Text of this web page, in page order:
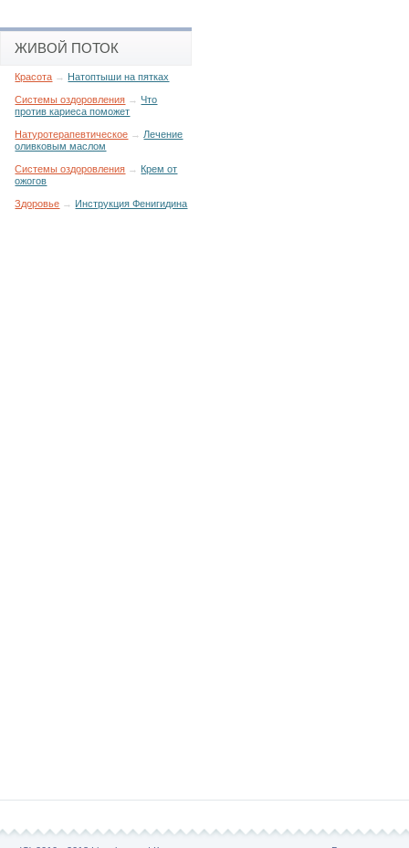
ЖИВОЙ ПОТОК
Красота → Натоптыши на пятках
Системы оздоровления →Что
против кариеса поможет
Натуротерапевтическое → Лечение
оливковым маслом
Системы оздоровления → Крем от
ожогов
Здоровье → Инструкция Фенигидина